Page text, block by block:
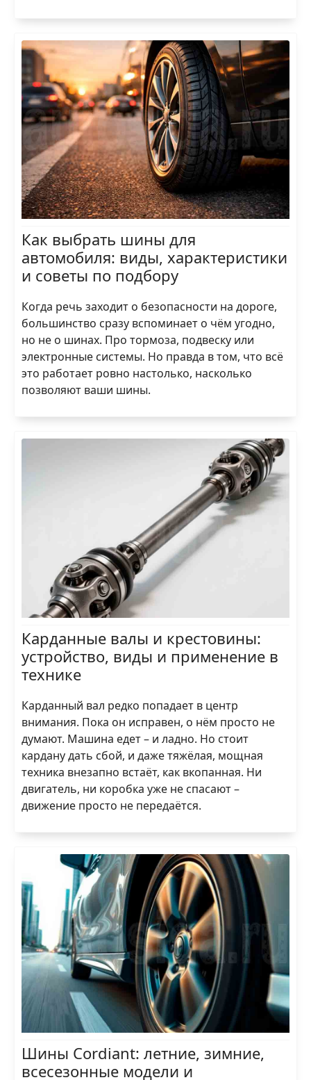
Как выбрать шины для
автомобиля: виды, характеристики
и советы по подбору
Когда речь заходит о безопасности на дороге,
большинство сразу вспоминает о чём угодно,
но не о шинах. Про тормоза, подвеску или
электронные системы. Но правда в том, что всё
это работает ровно настолько, насколько
позволяют ваши шины.
Карданные валы и крестовины:
устройство, виды и применение в
технике
Карданный вал редко попадает в центр
внимания. Пока он исправен, о нём просто не
думают. Машина едет – и ладно. Но стоит
кардану дать сбой, и даже тяжёлая, мощная
техника внезапно встаёт, как вкопанная. Ни
двигатель, ни коробка уже не спасают –
движение просто не передаётся.
Шины Cordiant: летние, зимние,
всесезонные модели и